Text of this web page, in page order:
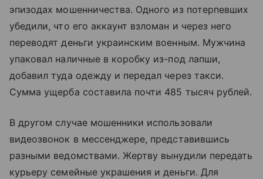
эпизодах мошенничества. Одного из потерпевших
убедили, что его аккаунт взломан и через него
переводят деньги украинским военным. Мужчина
упаковал наличные в коробку из-под лапши,
добавил туда одежду и передал через такси.
Сумма ущерба составила почти 485 тысяч рублей.
В другом случае мошенники использовали
видеозвонок в мессенджере, представившись
разными ведомствами. Жертву вынудили передать
курьеру семейные украшения и деньги. Для